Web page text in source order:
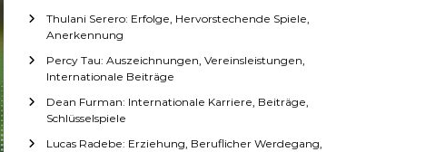
Thulani Serero: Erfolge, Hervorstechende Spiele,
Anerkennung
Percy Tau: Auszeichnungen, Vereinsleistungen,
Internationale Beiträge
Dean Furman: Internationale Karriere, Beiträge,
Schlüsselspiele
Lucas Radebe: Erziehung, Beruflicher Werdegang,